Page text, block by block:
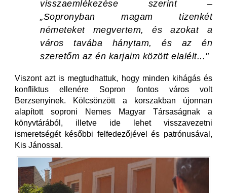
visszaemlékezése szerint –
„Sopronyban magam tizenkét
németeket megvertem, és azokat a
város tavába hánytam, és az én
szeretőm az én karjaim között elalélt..."
Viszont azt is megtudhattuk, hogy minden kihágás és
konfliktus ellenére Sopron fontos város volt
Berzsenyinek. Kölcsönzött a korszakban újonnan
alapított soproni Nemes Magyar Társaságnak a
könyvtárából, illetve ide lehet visszavezetni
ismeretségét későbbi felfedezőjével és patrónusával,
Kis Jánossal.